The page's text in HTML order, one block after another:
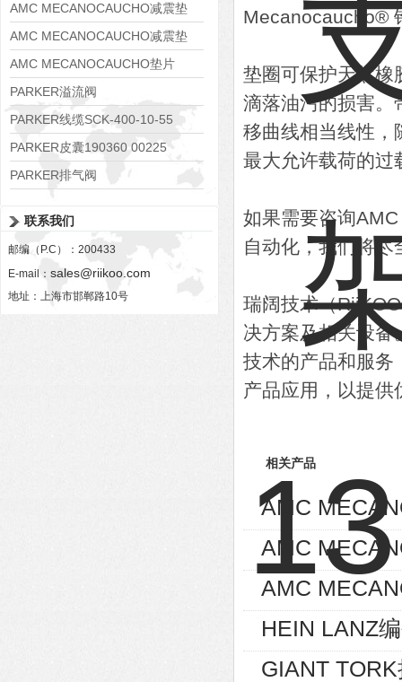
AMC MECANOCAUCHO减震垫
138552
AMC MECANOCAUCHO减震垫
138551
AMC MECANOCAUCHO垫片
608074
PARKER溢流阀
RE06M35W2N1KWXG087
PARKER线缆SCK-400-10-55
PARKER皮囊190360 00225
PARKER排气阀
联系我们
邮编（P.C）：200433
E-mail： sales@riikoo.com
地址：上海市邯郸路10号
Mecanocaucho®
垫圈可保护天然橡
滴落油污的损害
移曲线相当线性，
最大允许载荷的过
如果需要咨询
自动化，我们将
瑞阔技术（
决方案及相关设备
技术的产品和服务
产品应用，以提供
相关产品
AMC
AMC
AMC
HEIN LANZ
GIANT